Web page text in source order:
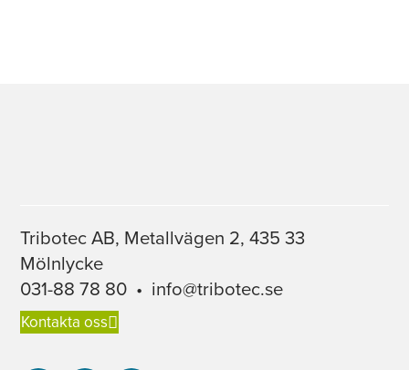
Tribotec AB, Metallvägen 2, 435 33
Mölnlycke
031-88 78 80 • info@tribotec.se
Kontakta oss